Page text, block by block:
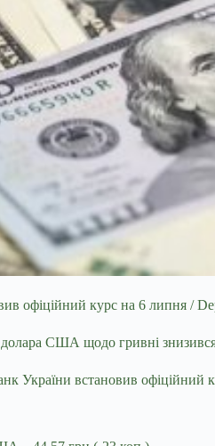
офіційний курс на 6 липня /
США щодо гривні
України встановив офіційний